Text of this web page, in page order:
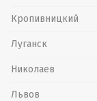
Кропивницкий
Луганск
Николаев
Львов